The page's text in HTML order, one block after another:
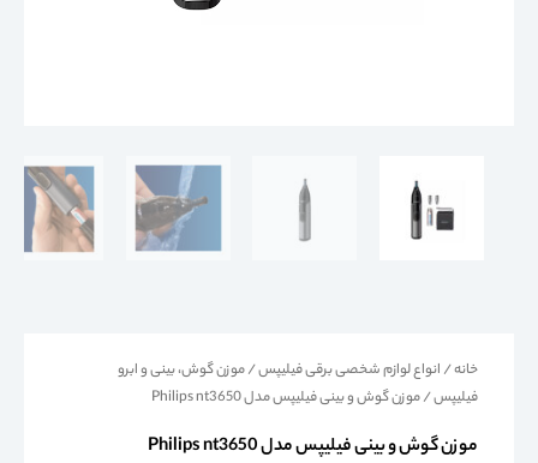
خانه/ انواع لوازم شخصی برقی فیلیپس/موزن گوش، بینی و ابرو
فیلیپس/ موزن گوش و بینی فیلیپس مدل Philips nt3650
موزن گوش و بینی فیلیپس مدل Philips nt3650